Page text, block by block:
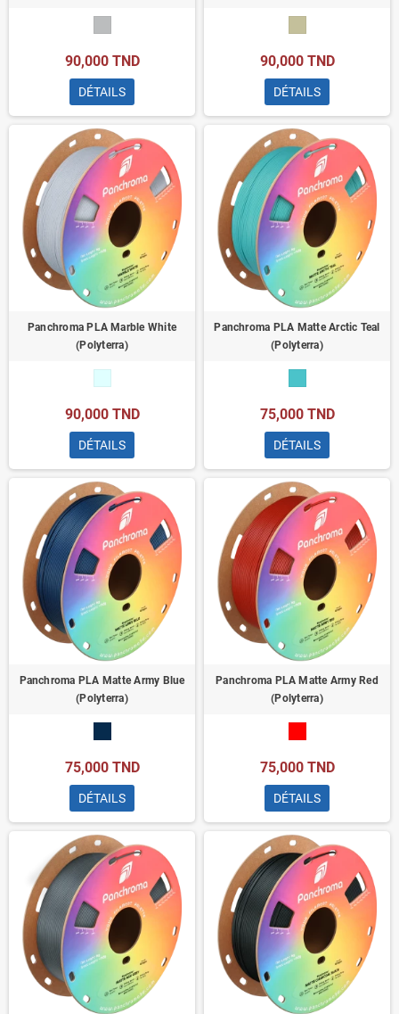
90,000 TND
DÉTAILS
90,000 TND
DÉTAILS
Panchroma PLA Marble White
(Polyterra)
90,000 TND
DÉTAILS
Panchroma PLA Matte Arctic Teal
(Polyterra)
75,000 TND
DÉTAILS
Panchroma PLA Matte Army Blue
(Polyterra)
75,000 TND
DÉTAILS
Panchroma PLA Matte Army Red
(Polyterra)
75,000 TND
DÉTAILS